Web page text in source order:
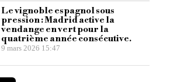
Le vignoble espagnol sous
pression : Madrid active la
vendange en vert pour la
quatrième année consécutive.
9 mars 2026 15:47